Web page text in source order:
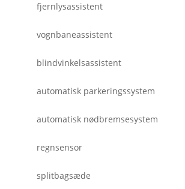
fjernlysassistent
vognbaneassistent
blindvinkelsassistent
automatisk parkeringssystem
automatisk nødbremsesystem
regnsensor
splitbagsæde